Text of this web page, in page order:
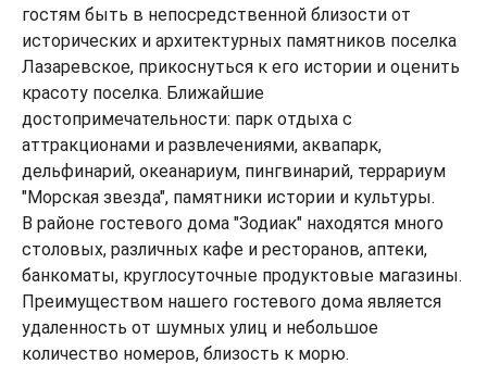
гостям быть в непосредственной близости от
исторических и архитектурных памятников поселка
Лазаревское, прикоснуться к его истории и оценить
красоту поселка. Ближайшие
достопримечательности: парк отдыха с
аттракционами и развлечениями, аквапарк,
дельфинарий, океанариум, пингвинарий, террариум
"Морская звезда", памятники истории и культуры.
В районе гостевого дома "Зодиак" находятся много
столовых, различных кафе и ресторанов, аптеки,
банкоматы, круглосуточные продуктовые магазины.
Преимуществом нашего гостевого дома является
удаленность от шумных улиц и небольшое
количество номеров, близость к морю.